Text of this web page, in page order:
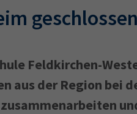
geschlossen
Feldkirchen-
aus der Region bei